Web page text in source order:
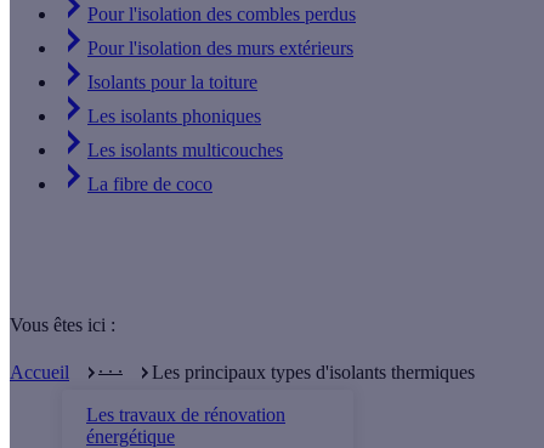
Pour l'isolation des combles perdus
Pour l'isolation des murs extérieurs
Isolants pour la toiture
Les isolants phoniques
Les isolants multicouches
La fibre de coco
Vous êtes ici :
Accueil . . .
Les travaux de rénovation
énergétique
Les principaux types d'isolants thermiques